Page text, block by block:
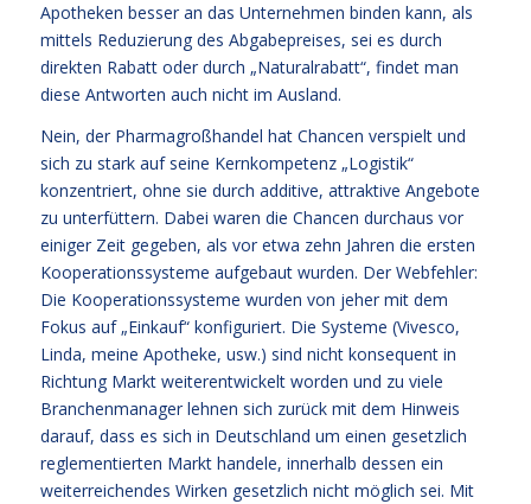
Apotheken besser an das Unternehmen binden kann, als
mittels Reduzierung des Abgabepreises, sei es durch
direkten Rabatt oder durch „Naturalrabatt“, findet man
diese Antworten auch nicht im Ausland.
Nein, der Pharmagroßhandel hat Chancen verspielt und
sich zu stark auf seine Kernkompetenz „Logistik“
konzentriert, ohne sie durch additive, attraktive Angebote
zu unterfüttern. Dabei waren die Chancen durchaus vor
einiger Zeit gegeben, als vor etwa zehn Jahren die ersten
Kooperationssysteme aufgebaut wurden. Der Webfehler:
Die Kooperationssysteme wurden von jeher mit dem
Fokus auf „Einkauf“ konfiguriert. Die Systeme (Vivesco,
Linda, meine Apotheke, usw.) sind nicht konsequent in
Richtung Markt weiterentwickelt worden und zu viele
Branchenmanager lehnen sich zurück mit dem Hinweis
darauf, dass es sich in Deutschland um einen gesetzlich
reglementierten Markt handele, innerhalb dessen ein
weiterreichendes Wirken gesetzlich nicht möglich sei. Mit